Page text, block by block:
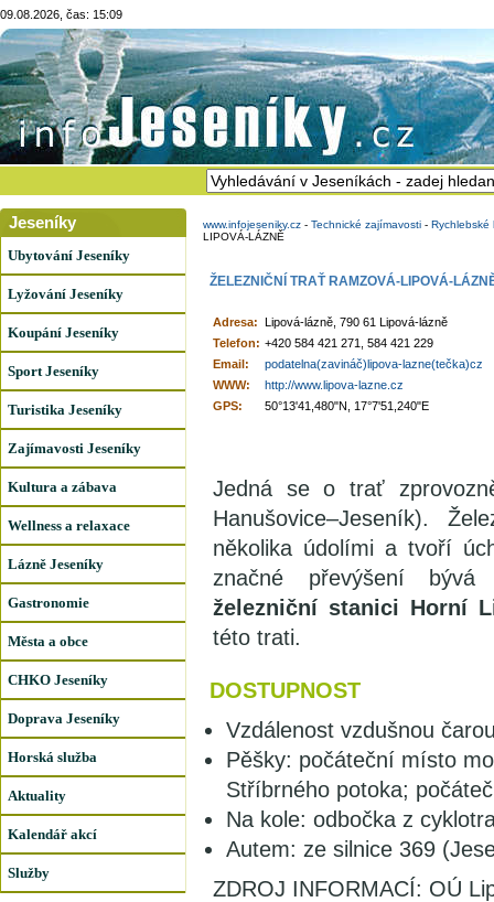
09.08.2026, čas: 15:09
Jeseníky
Ubytování Jeseníky
Lyžování Jeseníky
Koupání Jeseníky
Sport Jeseníky
Turistika Jeseníky
Zajímavosti Jeseníky
Kultura a zábava
Wellness a relaxace
Lázně Jeseníky
Gastronomie
Města a obce
CHKO Jeseníky
Doprava Jeseníky
Horská služba
Aktuality
Kalendář akcí
Služby
www.infojeseniky.cz - Technické zajímavosti - Rychlebské
LIPOVÁ-LÁZNĚ
ŽELEZNIČNÍ TRAŤ RAMZOVÁ-LIPOVÁ-
Adresa: Lipová-lázně, 790 61 Lipová-lázně
Telefon: +420 584 421 271, 584 421 229
Email:
podatelna(zavináč)lipova-lazne(tečka)cz
WWW:
http://www.lipova-lazne.cz
GPS:
50°13'41,480"N, 17°7'51,240"E
Jedná se o trať
Hanušovice–Jeseník).
několika údolími a tvoří
značné převýšení
železniční stanici Horní
této trati.
DOSTUPNOST
Vzdálenost vzdušnou
Pěšky: počáteční místo
Stříbrného potoka;
Na kole: odbočka z
Autem: ze silnice 369
ZDROJ INFORMACÍ: OÚ